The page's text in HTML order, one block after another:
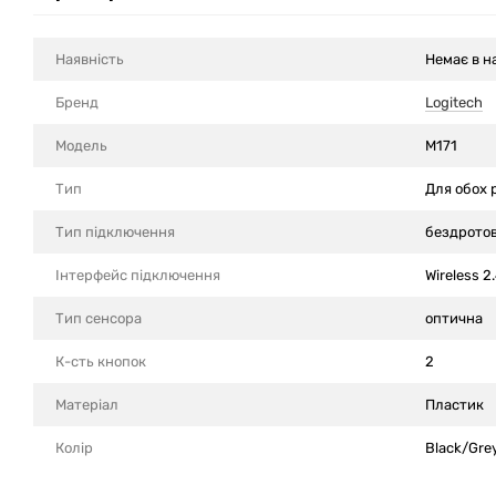
Наявність Немає в
Бренд Logitech
Модель M171
Тип Для обох
Тип підключення
Інтерфейс підключення Wireless
Тип сенсора оптична
К-сть кнопок 2
Матеріал Пластик
Колір Black/